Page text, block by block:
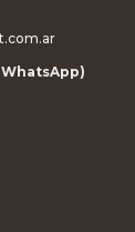
WhatsApp)